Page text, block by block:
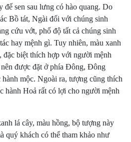
sen sau lưng có hào quang. Do
Bồ tát, Ngài đối với chúng sinh
cứu vớt, phổ độ tất cả chúng sinh
hay mệnh gì. Tuy nhiên, màu xanh
đặc biệt thích hợp với người mệnh
được đặt ở phía Đông, Đông
mộc. Ngoài ra, tượng cũng thích
hành Hoả rất có lợi cho người mệnh
lá cây, màu hồng, bộ tượng này
quý khách có thể tham khảo như